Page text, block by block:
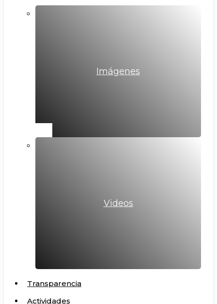
Imágenes
Videos
Transparencia
Actividades